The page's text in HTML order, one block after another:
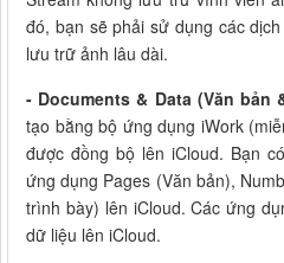
đó, bạn sẽ phải sử dụng các
lưu trữ ảnh lâu dài.
- Documents & Data (Văn bản
tạo bằng bộ ứng dụng iWork
được đồng bộ lên iCloud. Bạn
ứng dụng Pages (Văn bản),
trình bày) lên iCloud. Các ứng
dữ liệu lên iCloud.